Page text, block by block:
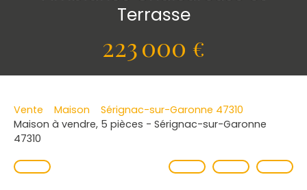
Terrasse
223 000 €
Vente Maison
Sérignac-sur-Garonne 47310
Maison à vendre, 5 pièces - Sérignac-sur-Garonne
47310